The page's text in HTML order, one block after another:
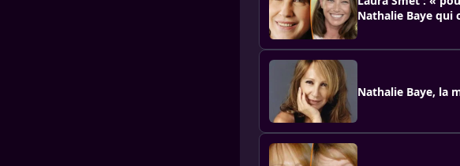
Nathalie Baye qui
Nathalie Baye, la